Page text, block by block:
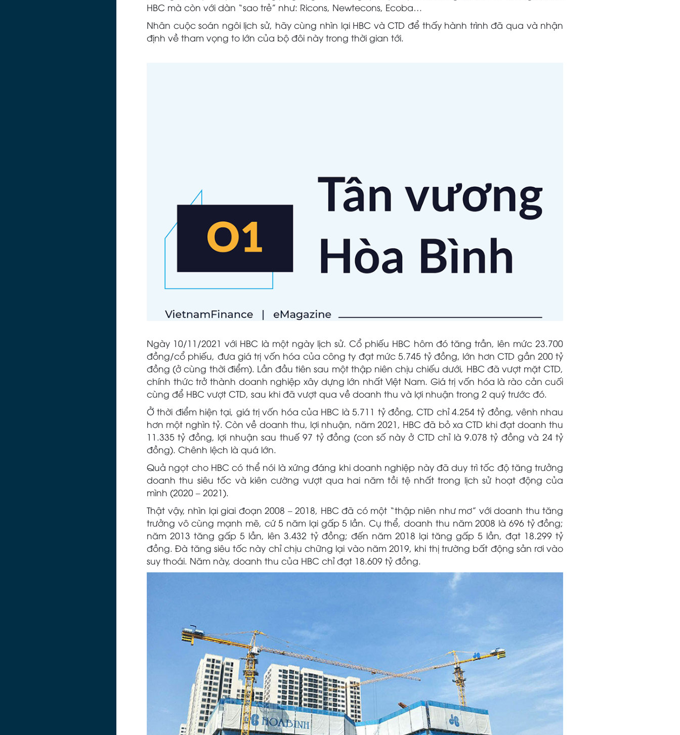
HBC mà còn với dàn “sao trẻ” như: Ricons, Newtecons, Ecoba…
Nhân cuộc soán ngôi lịch sử, hãy cùng nhìn lại HBC và CTD để thấy hành trình đã qua và nhận
định về tham vọng to lớn của bộ đôi này trong thời gian tới.
Ngày 10/11/2021 với HBC là một ngày lịch sử. Cổ phiếu HBC hôm đó tăng trần, lên mức 23.700
đồng/cổ phiếu, đưa giá trị vốn hóa của công ty đạt mức 5.745 tỷ đồng, lớn hơn CTD gần 200 tỷ
đồng (ở cùng thời điểm). Lần đầu tiên sau một thập niên chịu chiếu dưới, HBC đã vượt mặt CTD,
chính thức trở thành doanh nghiệp xây dựng lớn nhất Việt Nam. Giá trị vốn hóa là rào cản cuối
cùng để HBC vượt CTD, sau khi đã vượt qua về doanh thu và lợi nhuận trong 2 quý trước đó.
Ở thời điểm hiện tại, giá trị vốn hóa của HBC là 5.711 tỷ đồng, CTD chỉ 4.254 tỷ đồng, vênh nhau
hơn một nghìn tỷ. Còn về doanh thu, lợi nhuận, năm 2021, HBC đã bỏ xa CTD khi đạt doanh thu
11.335 tỷ đồng, lợi nhuận sau thuế 97 tỷ đồng (con số này ở CTD chỉ là 9.078 tỷ đồng và 24 tỷ
đồng). Chênh lệch là quá lớn.
Quả ngọt cho HBC có thể nói là xứng đáng khi doanh nghiệp này đã duy trì tốc độ tăng trưởng
doanh thu siêu tốc và kiên cường vượt qua hai năm tồi tệ nhất trong lịch sử hoạt động của
mình (2020 – 2021).
Thật vậy, nhìn lại giai đoạn 2008 – 2018, HBC đã có một “thập niên như mơ” với doanh thu tăng
trưởng vô cùng mạnh mẽ, cứ 5 năm lại gấp 5 lần. Cụ thể, doanh thu năm 2008 là 696 tỷ đồng;
năm 2013 tăng gấp 5 lần, lên 3.432 tỷ đồng; đến năm 2018 lại tăng gấp 5 lần, đạt 18.299 tỷ
đồng. Đà tăng siêu tốc này chỉ chịu chững lại vào năm 2019, khi thị trường bất động sản rơi vào
suy thoái. Năm này, doanh thu của HBC chỉ đạt 18.609 tỷ đồng.